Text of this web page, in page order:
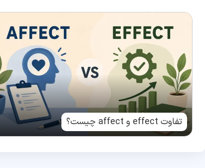
تفاوت effect و affect چیست؟